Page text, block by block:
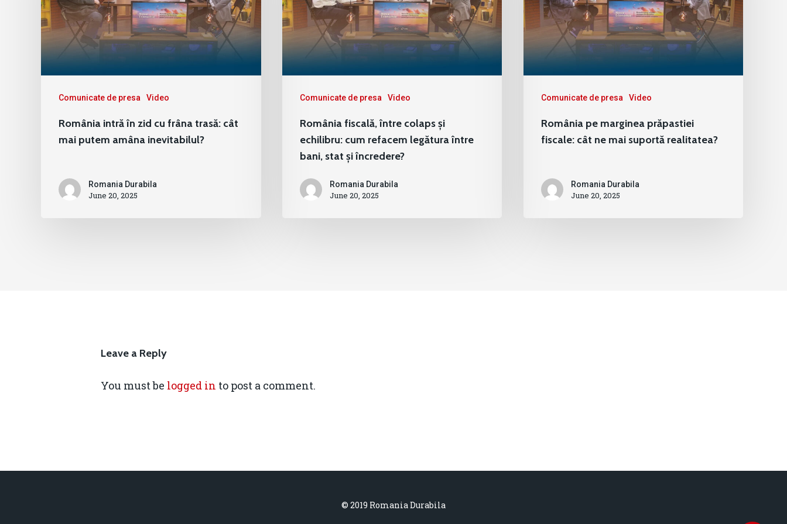
Comunicate de presa Video
România intră în zid cu frâna trasă: cât
mai putem amâna inevitabilul?
Romania Durabila
June 20, 2025
Comunicate de presa Video
România fiscală, între colaps și
echilibru: cum refacem legătura între
bani, stat și încredere?
Romania Durabila
June 20, 2025
Comunicate de presa Video
România pe marginea prăpastiei
fiscale: cât ne mai suportă realitatea?
Romania Durabila
June 20, 2025
Leave a Reply
You must be logged in to post a comment.
© 2019 Romania Durabila